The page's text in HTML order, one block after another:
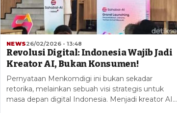
NEWS26/02/2026 - 13:48
Revolusi Digital: Indonesia Wajib Jadi
Kreator AI, Bukan Konsumen!
Pernyataan Menkomdigi ini bukan sekadar
retorika, melainkan sebuah visi strategis untuk
masa depan digital Indonesia. Menjadi kreator AI…